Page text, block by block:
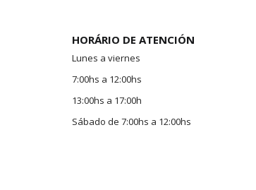
HORÁRIO DE ATENCIÓN
Lunes a viernes
7:00hs a 12:00hs
13:00hs a 17:00h
Sábado de 7:00hs a 12:00hs